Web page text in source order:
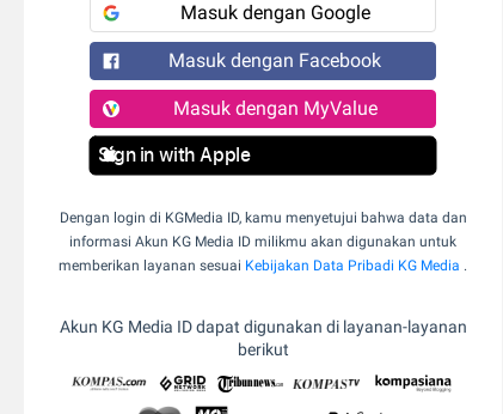
Masuk dengan Google
Masuk dengan Facebook
Masuk dengan MyValue
Sign in with Apple
Dengan login di KGMedia ID, kamu menyetujui bahwa data dan
informasi Akun KG Media ID milikmu akan digunakan untuk
memberikan layanan sesuai Kebijakan Data Pribadi KG Media .
Akun KG Media ID dapat digunakan di layanan-layanan
berikut